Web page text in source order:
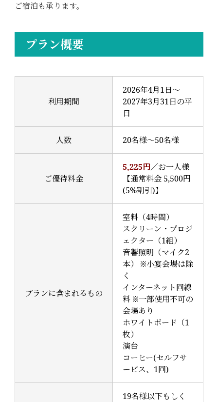
ご宿泊も承ります。
プラン概要
利用期間
2026年4月1日～
2027年3月31日の平
日
人数 20名様～50名様
ご優待料金
5,225円／お一人様
【通常料金 5,500円
(5%割引)】
プランに含まれるもの
室料（4時間）
スクリーン・プロジ
ェクター（1組）
音響照明（マイク2
本） ※小宴会場は除
く
インターネット回線
料 ※一部使用不可の
会場あり
ホワイトボード（1
枚）
演台
コーヒー(セルフサ
ービス、1回)
19名様以下もしく